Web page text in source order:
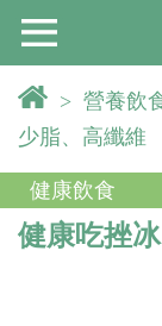
> 營養飲
少脂、高纖維
健康飲食
健康吃挫